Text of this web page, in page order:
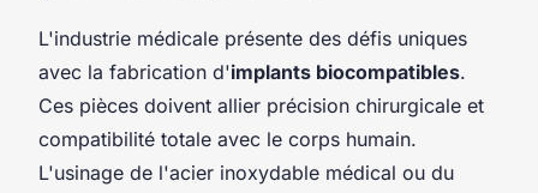
L'industrie médicale présente des défis uniques
avec la fabrication d'implants biocompatibles.
Ces pièces doivent allier précision chirurgicale et
compatibilité totale avec le corps humain.
L'usinage de l'acier inoxydable médical ou du